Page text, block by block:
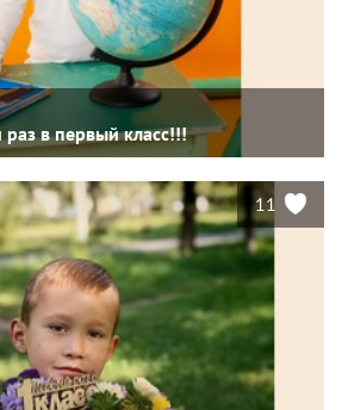
в первый класс!!!
11